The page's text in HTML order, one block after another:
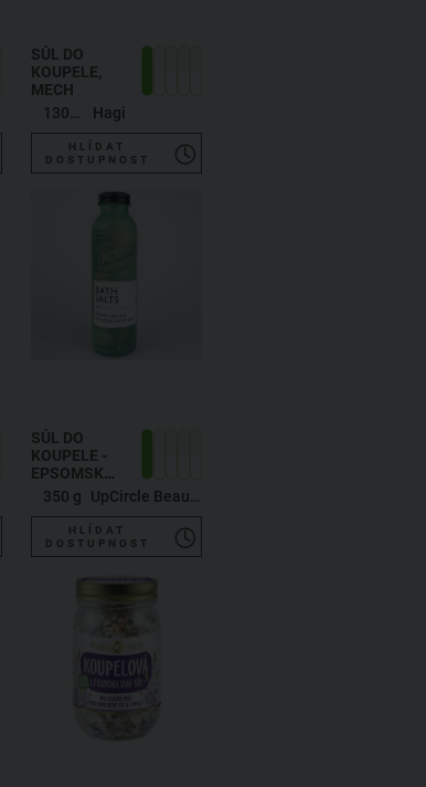
SŮL DO
KOUPELE,
MECH
1300 g
Hagi
HLÍDAT
DOSTUPNOST
SŮL DO
KOUPELE -
EPSOMSKÁ,
MOŘSKÁ A
HIMALÁJSKÁ
RŮŽOVÁ
350 g UpCircle Beauty
HLÍDAT
DOSTUPNOST